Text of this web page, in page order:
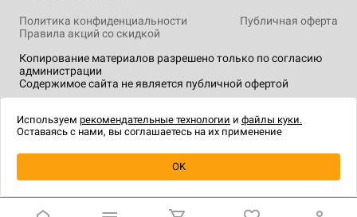
Уведомить о наличии
Копирование материалов разрешено только по согласию
администрации
Содержимое сайта не является публичной офертой
Политика конфиденциальности
Публичная оферта
Правила акций со скидкой
технологии.
Используем рекомендательные технологии и файлы куки.
Оставаясь с нами, вы соглашаетесь на их применение
OK